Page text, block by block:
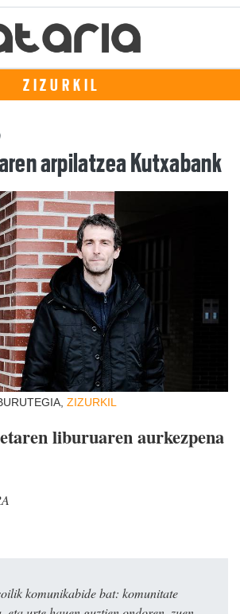
ZIZURKIL
arpilatzea Kutxabank
ZIZURKIL
liburuaren aurkezpena
komunikabide bat: komunitate